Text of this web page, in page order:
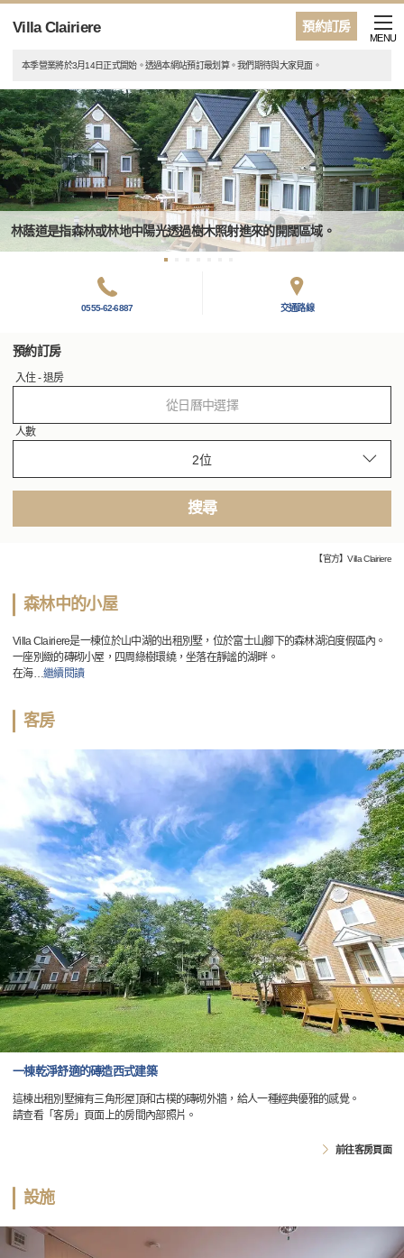
預約訂房
Villa Clairiere
MENU
本季營業將於3月14日正式開始。透過本網站預訂最划算。我們期待與大家見面。
林蔭道是指森林或林地中陽光透過樹木照射進來的開闊區域。
0555-62-6887 交通路線
預約訂房
入住 - 退房
從日曆中選擇
人數
搜尋
【官方】Villa Clairiere
森林中的小屋
Villa Clairiere是一棟位於山中湖的出租別墅，位於富士山腳下的森林湖泊度假區內。
一座別緻的磚砌小屋，四周綠樹環繞，坐落在靜謐的湖畔。
在海…繼續閱讀
客房
一棟乾淨舒適的磚造西式建築
這棟出租別墅擁有三角形屋頂和古樸的磚砌外牆，給人一種經典優雅的感覺。
請查看「客房」頁面上的房間內部照片。
前往客房頁面
設施